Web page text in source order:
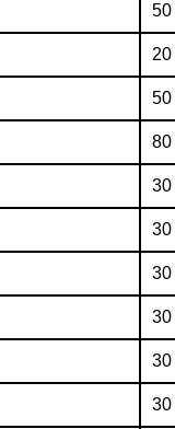
50
50
80
30
30
30
30
30
30